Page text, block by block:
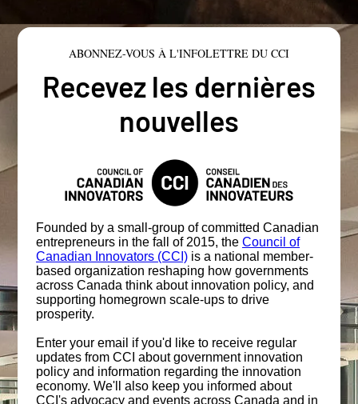
ABONNEZ-VOUS À L'INFOLETTRE DU CCI
Recevez les dernières
nouvelles